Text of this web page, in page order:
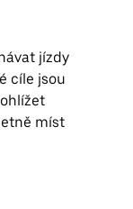
jízdy
cíle jsou
míst